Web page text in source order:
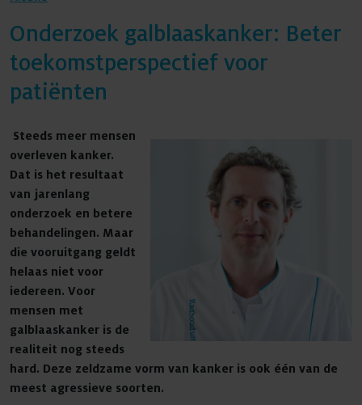
Onderzoek galblaaskanker: Beter
toekomst­perspectief voor
patiënten
Steeds meer mensen
overleven kanker.
Dat is het resultaat
van jarenlang
onderzoek en betere
behandelingen. Maar
die vooruitgang geldt
helaas niet voor
iedereen. Voor
mensen met
galblaaskanker is de
realiteit nog steeds
hard. Deze zeldzame vorm van kanker is ook één van de
meest agressieve soorten.
Agenda
Nieuws
Contact